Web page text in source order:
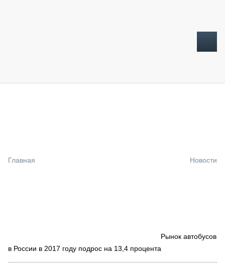
СПЕЦПРОЕКТЫ
Главная Новости
Рынок автобусов
в России в 2017 году подрос на 13,4 процента